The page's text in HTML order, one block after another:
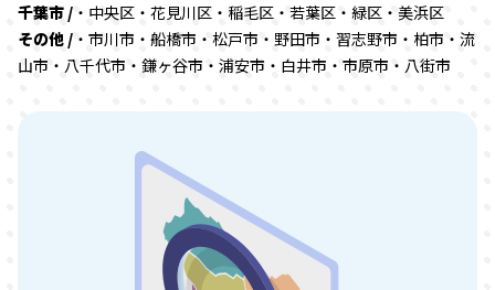
千葉市 / ・中央区・花見川区・稲毛区・若葉区・緑区・美浜区
その他 / ・市川市・船橋市・松戸市・野田市・習志野市・柏市・流
山市・八千代市・鎌ヶ谷市・浦安市・白井市・市原市・八街市